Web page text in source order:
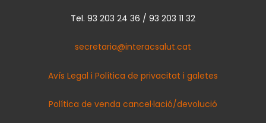
Tel. 93 203 24 36 / 93 203 11 32
secretaria@interacsalut.cat
Avís Legal i Política de privacitat i galetes
Política de venda cancel·lació/devolució